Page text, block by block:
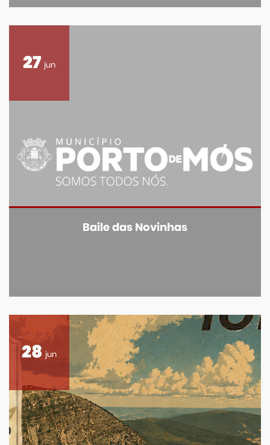
27 jun
Baile das Novinhas
28 jun